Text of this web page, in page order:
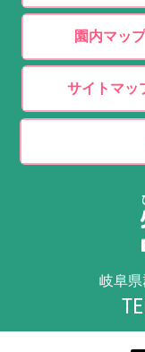
園内マッ
サイトマッ
岐阜